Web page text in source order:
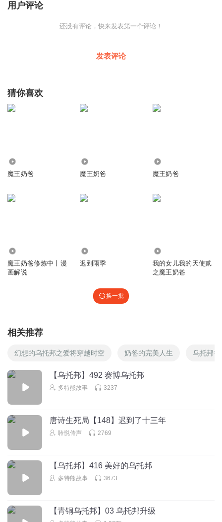
用户评论
还没有评论，快来发表第一个评论！
发表评论
猜你喜欢
魔王奶爸 魔王奶爸 魔王奶爸
魔王奶爸修炼中丨漫
画解说
迟到雨季
我的女儿我的天使贰
之魔王奶爸
换一批
相关推荐
幻想的乌托邦之爱将穿越时空 奶爸的完美人生 乌托邦书
【乌托邦】492 赛博乌托邦
多特熊故事 3237
唐诗生死局【148】迟到了十三年
聆悦传声 2769
【乌托邦】416 美好的乌托邦
多特熊故事 3673
【青铜乌托邦】03 乌托邦升级